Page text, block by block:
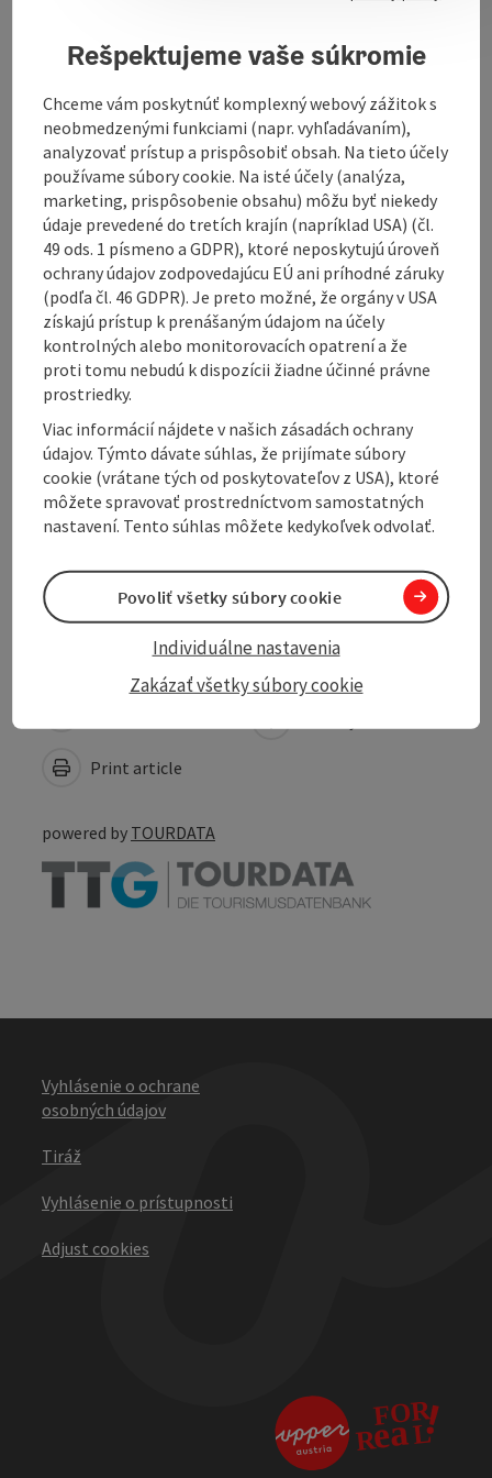
or Corten steel, pavilions, fountains, natural stone
streams, biotopes, natural swimming ponds and a
state-of-the-art natural pool for you. Let us inspire
you!
Contact
Opening hours
Arrival
Suitability
Accessibility
Print article
powered by TOURDATA
Vyhlásenie o ochrane
osobných údajov
Tiráž
Vyhlásenie o prístupnosti
Adjust cookies
Rešpektujeme vaše súkromie
Chceme vám poskytnúť komplexný webový zážitok s
neobmedzenými funkciami (napr. vyhľadávaním),
analyzovať prístup a prispôsobiť obsah. Na tieto účely
používame súbory cookie. Na isté účely (analýza,
marketing, prispôsobenie obsahu) môžu byť niekedy
údaje prevedené do tretích krajín (napríklad USA) (čl.
49 ods. 1 písmeno a GDPR), ktoré neposkytujú úroveň
ochrany údajov zodpovedajúcu EÚ ani príhodné záruky
(podľa čl. 46 GDPR). Je preto možné, že orgány v USA
získajú prístup k prenášaným údajom na účely
kontrolných alebo monitorovacích opatrení a že
proti tomu nebudú k dispozícii žiadne účinné právne
prostriedky.
Viac informácií nájdete v našich zásadách ochrany
údajov. Týmto dávate súhlas, že prijímate súbory
cookie (vrátane tých od poskytovateľov z USA), ktoré
môžete spravovať prostredníctvom samostatných
nastavení. Tento súhlas môžete kedykoľvek odvolať.
Zakázať všetky súbory cookie
Individuálne nastavenia
Povoliť všetky súbory cookie